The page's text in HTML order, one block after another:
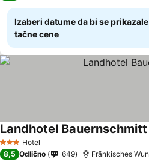
Izaberi datume da bi se prikazale
tačne cene
3 Zvezdice
Hotel
Landhotel Bauernschmitt
8,5 Odlično 649